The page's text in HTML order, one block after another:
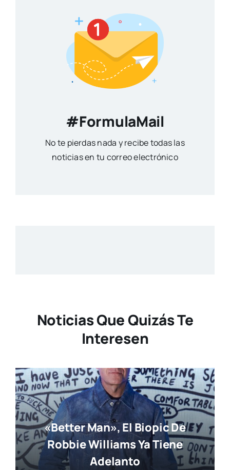
#FormulaMail
No te pierdas nada y recibe todas las
noticias en tu correo electrónico
Noticias Que Quizás Te
Interesen
«Better Man», El Biopic De
Robbie Williams Ya Tiene
Adelanto